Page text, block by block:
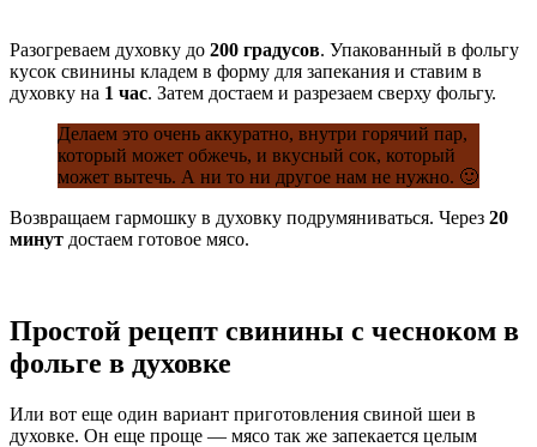
Разогреваем духовку до 200 градусов. Упакованный в фольгу
кусок свинины кладем в форму для запекания и ставим в
духовку на 1 час. Затем достаем и разрезаем сверху фольгу.
Делаем это очень аккуратно, внутри горячий пар,
который может обжечь, и вкусный сок, который
может вытечь. А ни то ни другое нам не нужно. 🙂
Возвращаем гармошку в духовку подрумяниваться. Через 20
минут достаем готовое мясо.
Простой рецепт свинины с чесноком в
фольге в духовке
Или вот еще один вариант приготовления свиной шеи в
духовке. Он еще проще — мясо так же запекается целым